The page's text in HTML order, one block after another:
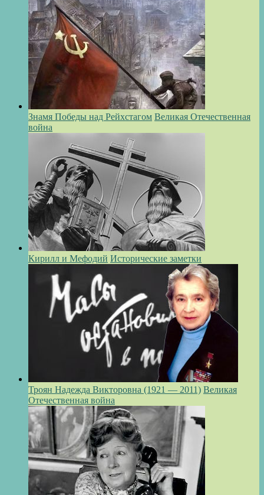
Знамя Победы над Рейхстагом Великая Отечественная
война
Кирилл и Мефодий Исторические заметки
Троян Надежда Викторовна (1921 — 2011) Великая
Отечественная война